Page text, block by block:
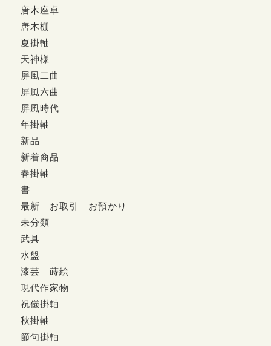
唐木座卓
唐木棚
夏掛軸
天神様
屏風二曲
屏風六曲
屏風時代
年掛軸
新品
新着商品
春掛軸
書
最新 お取引 お預かり
未分類
武具
水盤
漆芸 蒔絵
現代作家物
祝儀掛軸
秋掛軸
節句掛軸